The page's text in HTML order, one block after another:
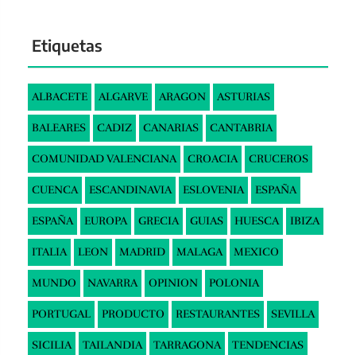
Etiquetas
ALBACETE ALGARVE ARAGON ASTURIAS
BALEARES CADIZ CANARIAS CANTABRIA
COMUNIDAD VALENCIANA CROACIA CRUCEROS
CUENCA ESCANDINAVIA ESLOVENIA ESPAÑA
ESPAÑA EUROPA GRECIA GUIAS HUESCA IBIZA
ITALIA LEON MADRID MALAGA MEXICO
MUNDO NAVARRA OPINION POLONIA
PORTUGAL PRODUCTO RESTAURANTES SEVILLA
SICILIA TAILANDIA TARRAGONA TENDENCIAS